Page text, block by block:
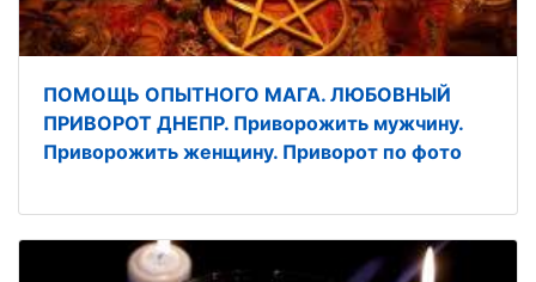
ПОМОЩЬ ОПЫТНОГО МАГА. ЛЮБОВНЫЙ
ПРИВОРОТ ДНЕПР. Приворожить мужчину.
Приворожить женщину. Приворот по фото